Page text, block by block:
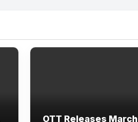
OTT Releases March